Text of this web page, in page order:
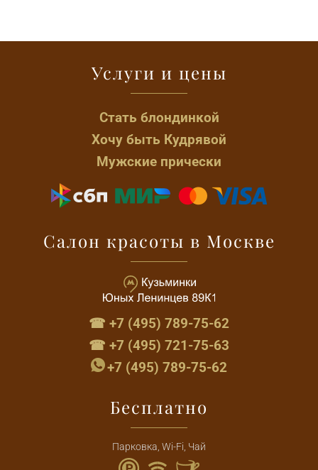
Услуги и цены
Стать блондинкой
Хочу быть Кудрявой
Мужские прически
Салон красоты в Москве
☎ +7 (495) 789-75-62
☎ +7 (495) 721-75-63
+7 (495) 789-75-62
Бесплатно
Парковка, Wi-Fi, Чай